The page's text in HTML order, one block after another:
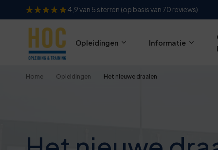
4,9 van 5 sterren (op basis van 70 reviews)
Opleidingen Informatie
Home Opleidingen Het nieuwe draaien
1
1